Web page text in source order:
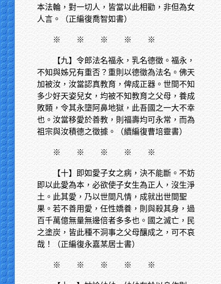
本法輪，對一切人，皆當以此相勸，非但為女
人言。（正編復喬智如書）
※ ※ ※ ※ ※
【九】令郎法名福永，乳名德徵。福永，
不知與姊兄有重否？重則以德徵為法名。佛天
加被汝，汝當認真教育，俾成正器。世間不知
多少好天姿兒女，均被不知教育之父母，養成
敗類，令其永墮阿鼻地獄，此吾國之一大不幸
也。汝當移愛於善教，則福壽均可永常，而為
祖宗與汝積德之徵據。（續編復曹培靈書）
※ ※ ※ ※ ※
【十】即如愛子女之病，決不能斷。不妨
即以此愛為本，必欲使子女生為正人，沒生淨
土。此其愛，乃以世間凡情，成就出世間聖
果。若不善用愛，任性嬌養，則與殺其身，過
百千萬億無量無邊倍者多多也。國之滅亡，民
之塗炭，皆此種不洞事之父母釀成之，可不哀
哉！（正編復永嘉某居士書）
※ ※ ※ ※ ※